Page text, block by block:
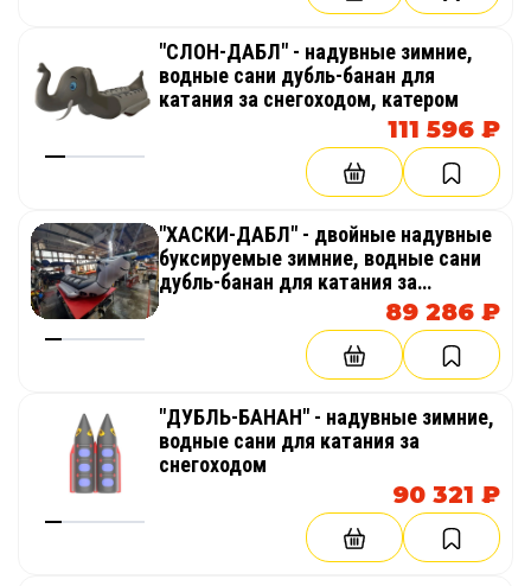
"СЛОН-ДАБЛ" - надувные зимние,
водные сани дубль-банан для
катания за снегоходом, катером
111 596 ₽
"ХАСКИ-ДАБЛ" - двойные надувные
буксируемые зимние, водные сани
дубль-банан для катания за
89 286 ₽
"ДУБЛЬ-БАНАН" - надувные зимние,
водные сани для катания за
снегоходом
90 321 ₽